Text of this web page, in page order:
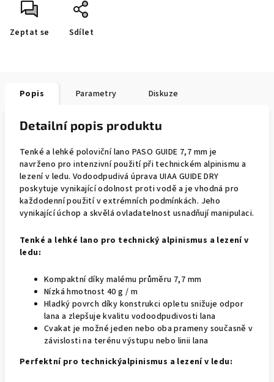
Zeptat se Sdílet
Popis Parametry Diskuze
Detailní popis produktu
Tenké a lehké poloviční lano PASO GUIDE 7,7 mm je
navrženo pro intenzivní použití při technickém alpinismu a
lezení v ledu. Vodoodpudivá úprava UIAA GUIDE DRY
poskytuje vynikající odolnost proti vodě a je vhodná pro
každodenní použití v extrémních podmínkách. Jeho
vynikající úchop a skvělá ovladatelnost usnadňují manipulaci.
Tenké a lehké lano pro technický alpinismus a lezení v
ledu:
Kompaktní díky malému průměru 7,7 mm
Nízká hmotnost 40 g / m
Hladký povrch díky konstrukci opletu snižuje odpor
lana a zlepšuje kvalitu vodoodpudivosti lana
Cvakat je možné jeden nebo oba prameny současně v
závislosti na terénu výstupu nebo linii lana
Perfektní pro technickýalpinismus a lezení v ledu: